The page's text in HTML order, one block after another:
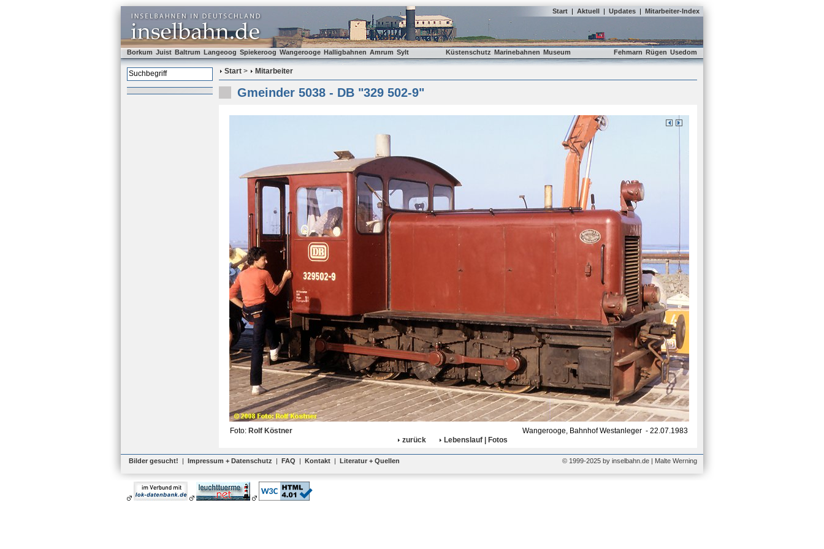
Start | Aktuell | Updates | Mitarbeiter-Index
Borkum Juist Baltrum Langeoog Spiekeroog Wangerooge Halligbahnen Amrum Sylt Küstenschutz Marinebahnen Museum Fehmarn Rügen Usedom
Start > Mitarbeiter
Gmeinder 5038 - DB "329 502-9"
Foto: Rolf Köstner
Wangerooge, Bahnhof Westanleger - 22.07.1983
zurück
Lebenslauf | Fotos
Bilder gesucht! | Impressum + Datenschutz | FAQ | Kontakt | Literatur + Quellen © 1999-2025 by inselbahn.de | Malte Werning